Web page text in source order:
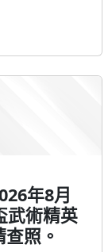
年8月
武術精英
照。